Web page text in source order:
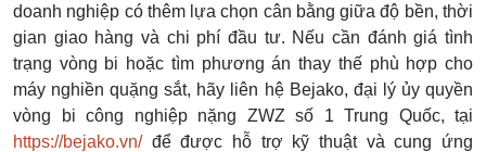
doanh nghiệp có thêm lựa chọn cân bằng giữa độ bền, thời
gian giao hàng và chi phí đầu tư. Nếu cần đánh giá tình
trạng vòng bi hoặc tìm phương án thay thế phù hợp cho
máy nghiền quặng sắt, hãy liên hệ Bejako, đại lý ủy quyền
vòng bi công nghiệp nặng ZWZ số 1 Trung Quốc, tại
https://bejako.vn/để được hỗ trợ kỹ thuật và cung ứng